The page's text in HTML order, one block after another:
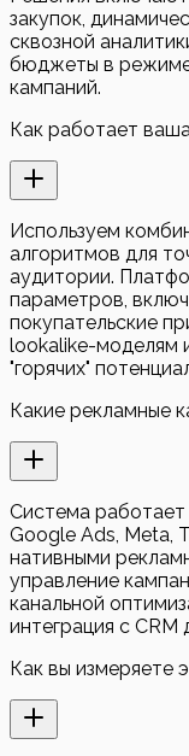
закупок,
сквозной
бюджеты в режиме
кампаний.
Как работает
Используем
алгоритмов для
аудитории.
параметров,
покупательские
lookalike-моделям
"горячих"
Какие рекламные
Система
Google Ads, Meta,
нативными
управление
канальной
интеграция с CRM
Как вы измеряете